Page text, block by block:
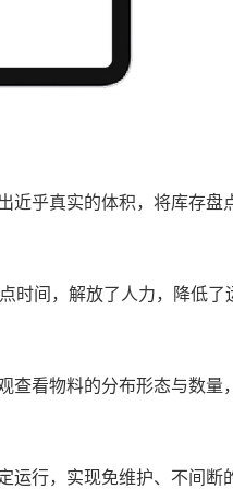
乎真实的体积，将库存盘
时间，解放了人力，降低了
看物料的分布形态与数量，
行，实现免维护、不间断